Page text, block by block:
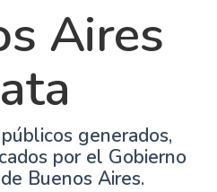
Aires
generados,
por el Gobierno
Buenos Aires.